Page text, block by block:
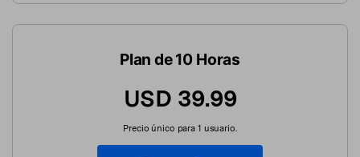
Plan de 10 Horas
USD 39.99
Precio único para 1 usuario.